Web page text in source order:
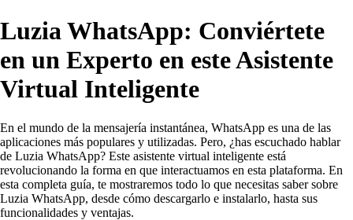
Luzia WhatsApp: Conviértete
en un Experto en este Asistente
Virtual Inteligente
En el mundo de la mensajería instantánea, WhatsApp es una de las
aplicaciones más populares y utilizadas. Pero, ¿has escuchado hablar
de Luzia WhatsApp? Este asistente virtual inteligente está
revolucionando la forma en que interactuamos en esta plataforma. En
esta completa guía, te mostraremos todo lo que necesitas saber sobre
Luzia WhatsApp, desde cómo descargarlo e instalarlo, hasta sus
funcionalidades y ventajas.